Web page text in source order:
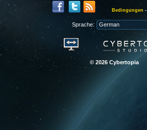
Bedingungen -
Sprache:
© 2026 Cybertopia